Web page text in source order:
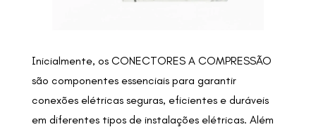
Inicialmente, os CONECTORES A COMPRESSÃO
são componentes essenciais para garantir
conexões elétricas seguras, eficientes e duráveis
em diferentes tipos de instalações elétricas. Além